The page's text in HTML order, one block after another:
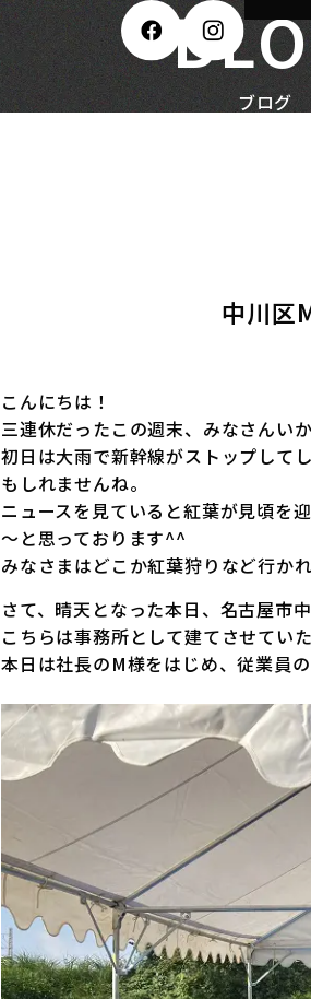
ブログ
中川区
こんにちは！
三連休だったこの週末、みなさんい
初日は大雨で新幹線がストップして
もしれませんね。
ニュースを見ていると紅葉が見頃を
～と思っております^^
みなさまはどこか紅葉狩りなど行か
さて、晴天となった本日、名古屋市
こちらは事務所として建てさせてい
本日は社長のM様をはじめ、従業員